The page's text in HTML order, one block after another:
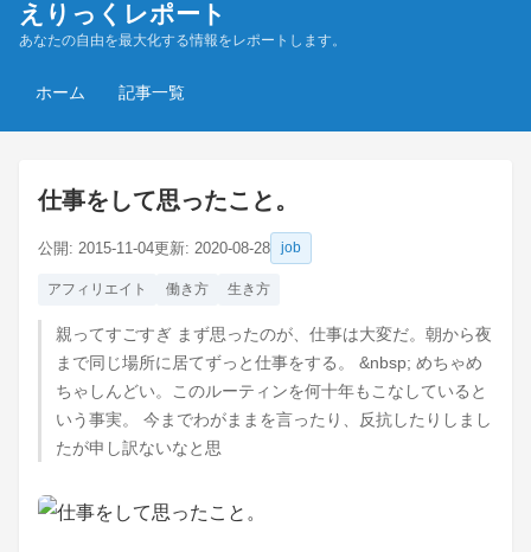
えりっくレポート
あなたの自由を最大化する情報をレポートします。
ホーム 記事一覧
仕事をして思ったこと。
公開: 2015-11-04更新: 2020-08-28 job
アフィリエイト 働き方 生き方
親ってすごすぎ まず思ったのが、仕事は大変だ。朝から夜
まで同じ場所に居てずっと仕事をする。 &nbsp; めちゃめ
ちゃしんどい。このルーティンを何十年もこなしていると
いう事実。 今までわがままを言ったり、反抗したりしまし
たが申し訳ないなと思